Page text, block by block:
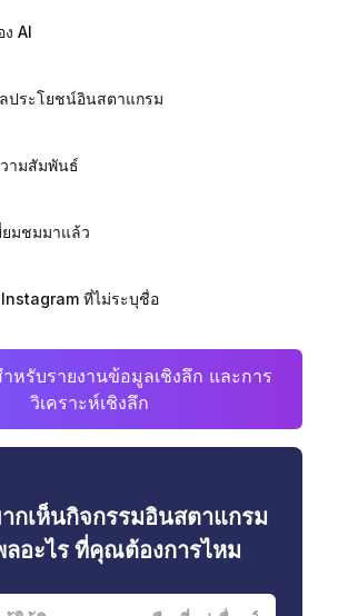
AI
ประโยชน์อินสตาแกรม
ามสัมพันธ์
ยมชมมาแล้ว
Instagram ที่ไม่ระบุชื่อ
หรับรายงานข้อมูลเชิงลึก และการ
วิเคราะห์เชิงลึก
กเห็นกิจกรรมอินสตาแกรม
อะไร ที่คุณต้องการไหม